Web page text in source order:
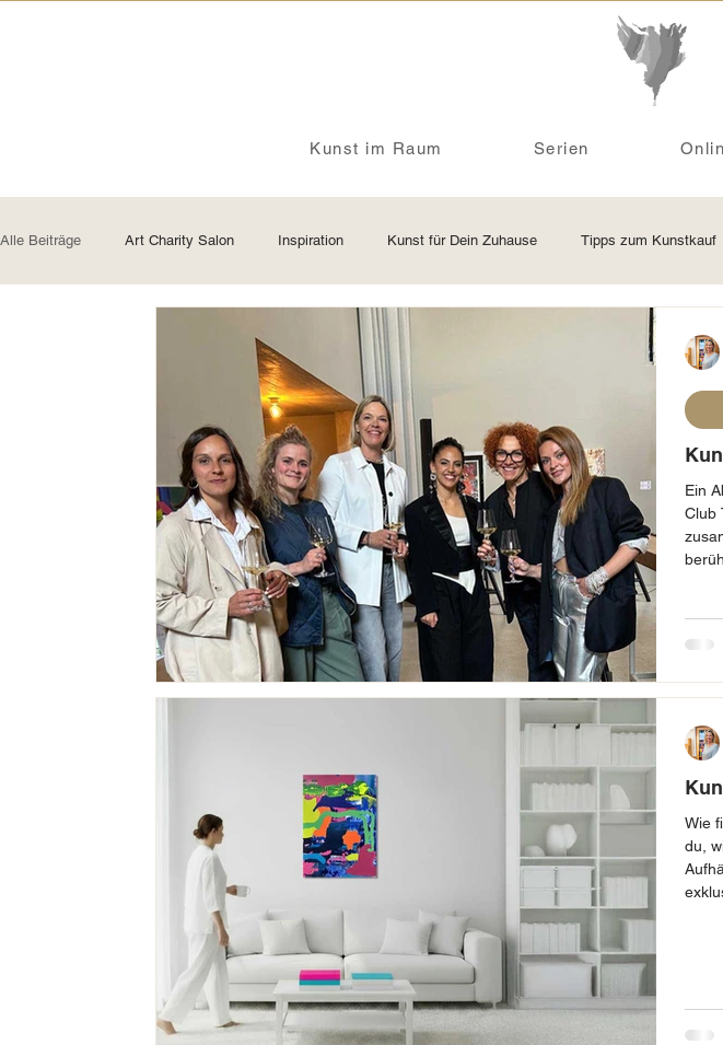
Kunst im Raum Serien
Alle Beiträge Art Charity Salon Inspiration Kunst für Dein Zuhause Tipps zum Kunstkauf
Insights - ganz persönlich Raumbeispiele
Kunst und Haltung
Ein
Club
Wie
du,